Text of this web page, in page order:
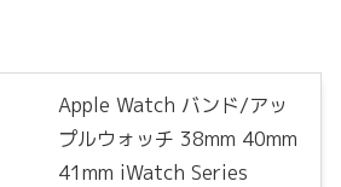
Apple Watch バンド/アッ
プルウォッチ 38mm 40mm
41mm iWatch Series